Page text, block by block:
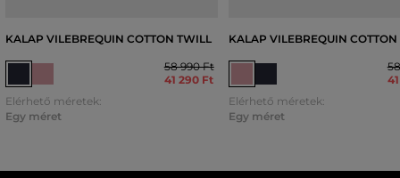
KALAP VILEBREQUIN COTTON TWILL
58 990 Ft
41 290 Ft
Elérhető méretek:
Egy méret
KALAP VILEBREQUIN
Elérhető méretek:
Egy méret